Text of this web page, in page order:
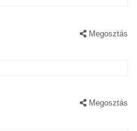
Megosztás
Megosztás